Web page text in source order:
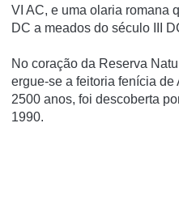
VI AC, e uma olaria romana
DC a meados do século III
No coração da Reserva
ergue-se a feitoria fenícia
2500 anos, foi descoberta
1990.